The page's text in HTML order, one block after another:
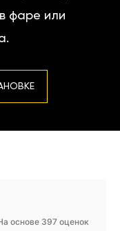
фаре или
основе 397 оценок